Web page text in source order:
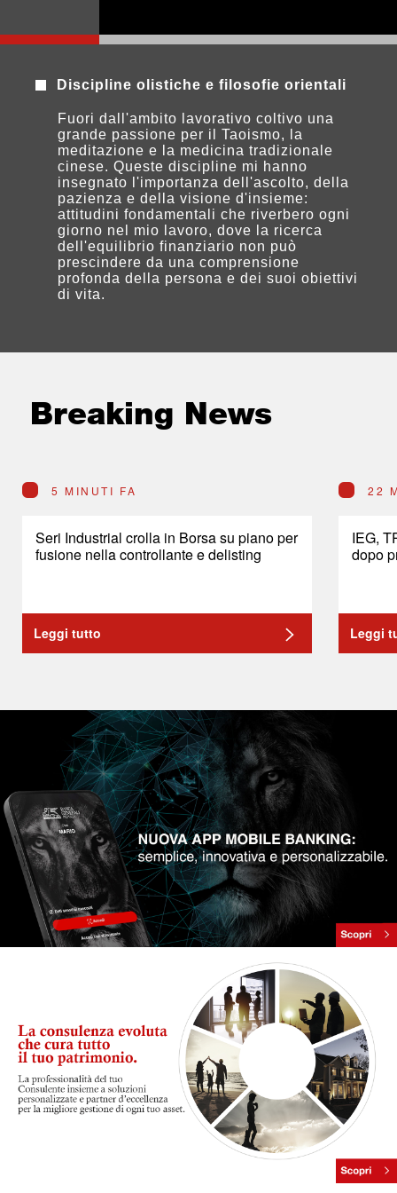
Discipline olistiche e filosofie orientali
Fuori dall'ambito lavorativo coltivo una
grande passione per il Taoismo, la
meditazione e la medicina tradizionale
cinese. Queste discipline mi hanno
insegnato l'importanza dell'ascolto, della
pazienza e della visione d'insieme:
attitudini fondamentali che riverbero ogni
giorno nel mio lavoro, dove la ricerca
dell'equilibrio finanziario non può
prescindere da una comprensione
profonda della persona e dei suoi obiettivi
di vita.
Breaking News
5 MINUTI FA
Seri Industrial crolla in Borsa su piano per
fusione nella controllante e delisting
Leggi tutto
22
IEG,
dopo
Leggi